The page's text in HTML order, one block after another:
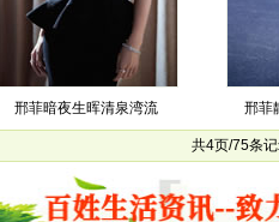
邢菲暗夜生晖清泉湾流 邢菲
共4页/75条